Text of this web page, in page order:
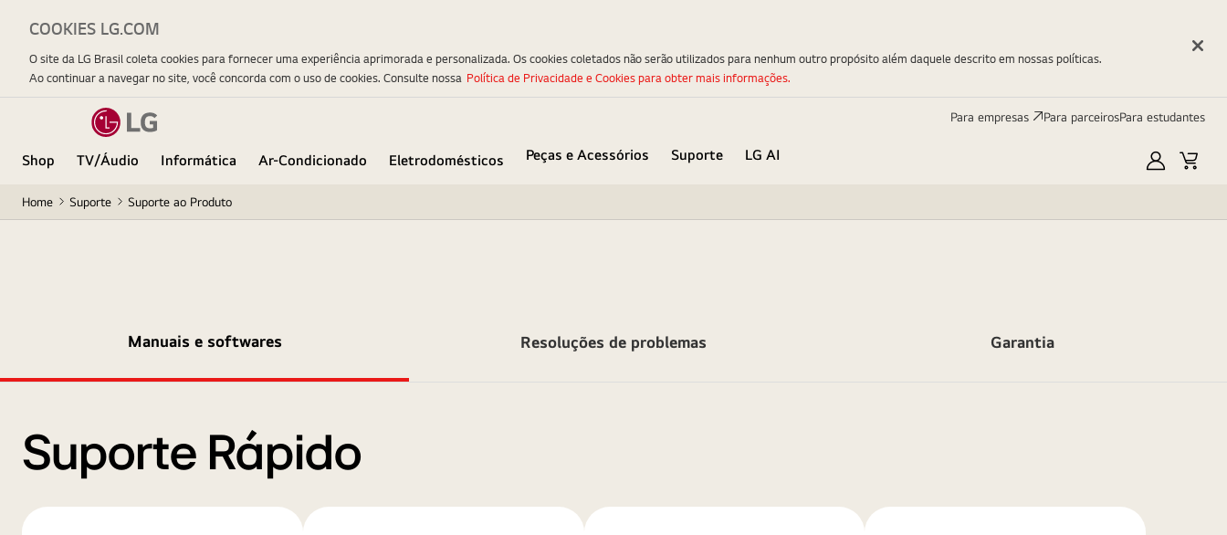
Para empresas Para parceirosPara estudantes
Shop TV/Áudio Informática Ar-Condicionado Eletrodomésticos Peças e Acessórios Suporte
LG AI
Minha
Home Suporte Suporte ao Produto
Manuais e softwares Resoluções de problemas Garantia
Suporte Rápido
COOKIES LG.COM
O site da LG Brasil coleta cookies para fornecer uma experiência aprimorada e personalizada. Os cookies coletados não serão utilizados para nenhum outro propósito além daquele descrito em nossas políticas.
Ao continuar a navegar no site, você concorda com o uso de cookies. Consulte nossa Política de Privacidade e Cookies para obter mais informações.